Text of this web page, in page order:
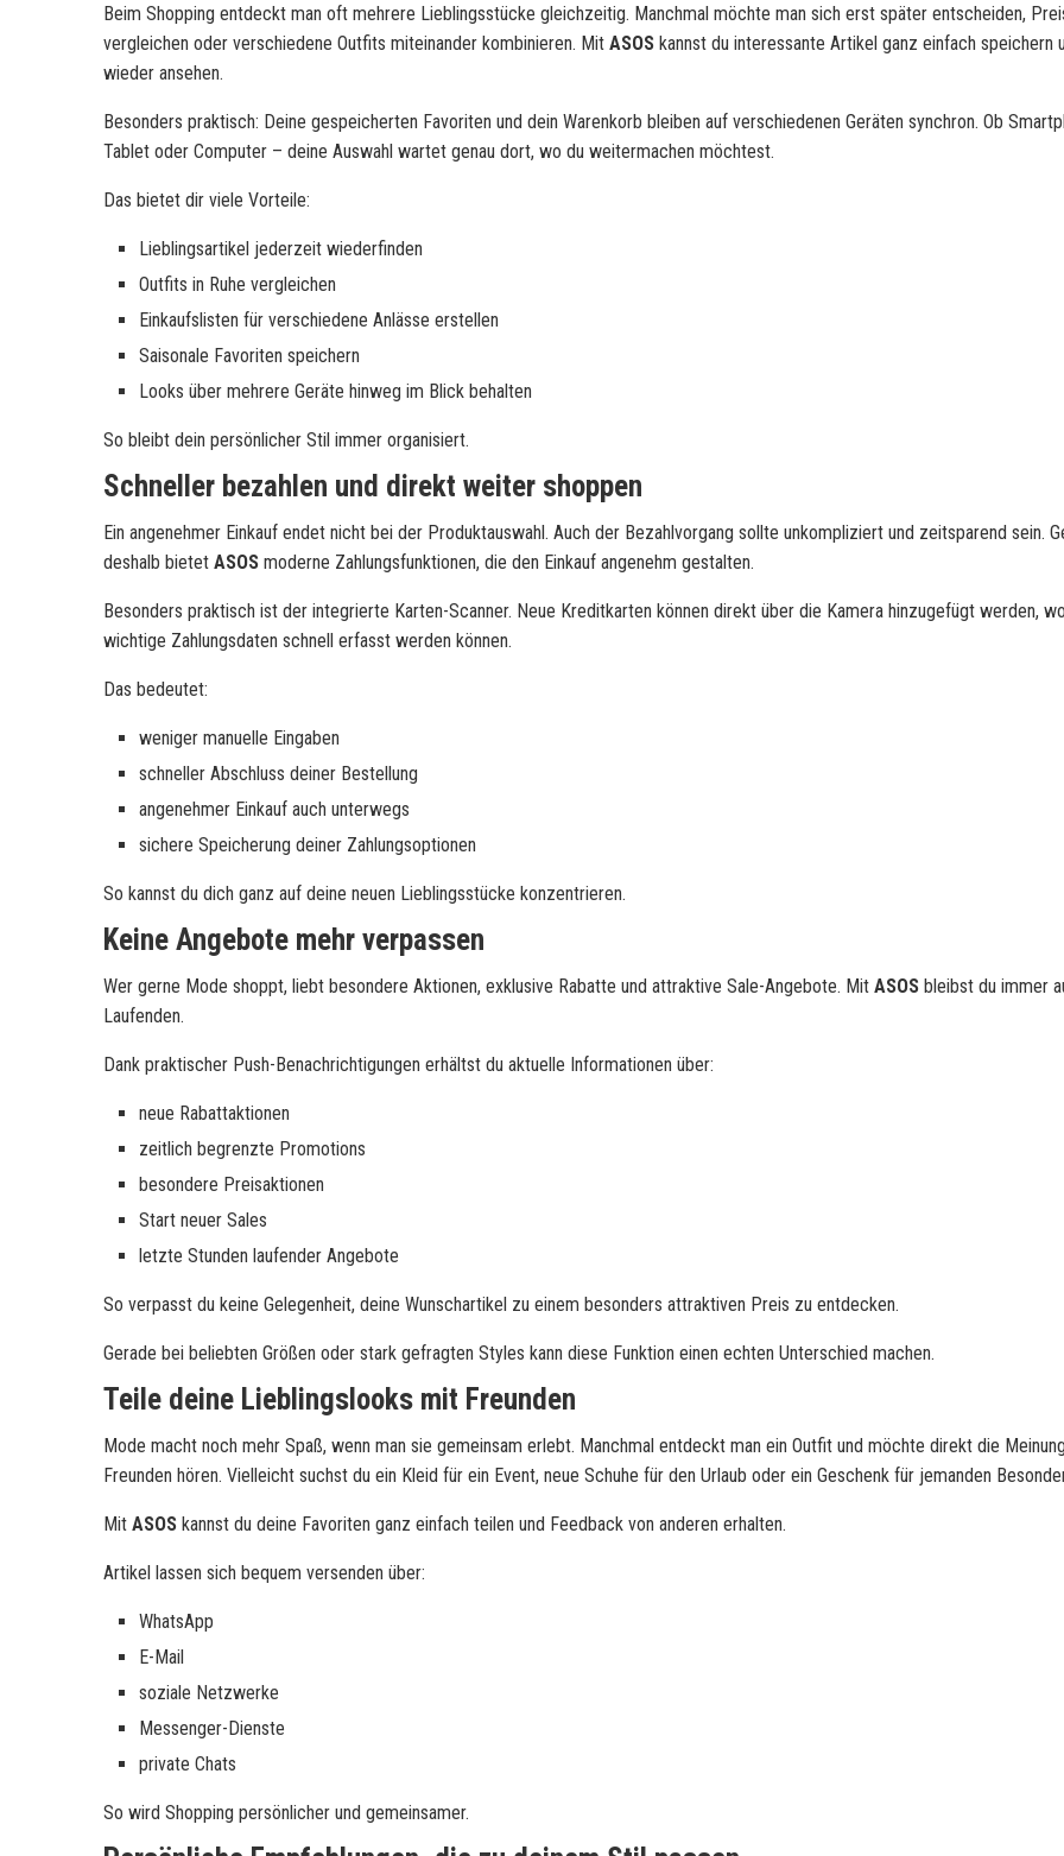
Beim Shopping entdeckt man oft mehrere Lieblingsstücke gleichzeitig. Manchmal möchte man sich erst später entscheiden,
vergleichen oder verschiedene Outfits miteinander kombinieren. Mit ASOS kannst du interessante Artikel ganz einfach speichern
wieder ansehen.
Besonders praktisch: Deine gespeicherten Favoriten und dein Warenkorb bleiben auf verschiedenen Geräten synchron. Ob
Tablet oder Computer – deine Auswahl wartet genau dort, wo du weitermachen möchtest.
Das bietet dir viele Vorteile:
Lieblingsartikel jederzeit wiederfinden
Outfits in Ruhe vergleichen
Einkaufslisten für verschiedene Anlässe erstellen
Saisonale Favoriten speichern
Looks über mehrere Geräte hinweg im Blick behalten
So bleibt dein persönlicher Stil immer organisiert.
Schneller bezahlen und direkt weiter shoppen
Ein angenehmer Einkauf endet nicht bei der Produktauswahl. Auch der Bezahlvorgang sollte unkompliziert und zeitsparend sein.
deshalb bietet ASOS moderne Zahlungsfunktionen, die den Einkauf angenehm gestalten.
Besonders praktisch ist der integrierte Karten-Scanner. Neue Kreditkarten können direkt über die Kamera hinzugefügt werden,
wichtige Zahlungsdaten schnell erfasst werden können.
Das bedeutet:
weniger manuelle Eingaben
schneller Abschluss deiner Bestellung
angenehmer Einkauf auch unterwegs
sichere Speicherung deiner Zahlungsoptionen
So kannst du dich ganz auf deine neuen Lieblingsstücke konzentrieren.
Keine Angebote mehr verpassen
Wer gerne Mode shoppt, liebt besondere Aktionen, exklusive Rabatte und attraktive Sale-Angebote. Mit ASOS bleibst du immer
Laufenden.
Dank praktischer Push-Benachrichtigungen erhältst du aktuelle Informationen über:
neue Rabattaktionen
zeitlich begrenzte Promotions
besondere Preisaktionen
Start neuer Sales
letzte Stunden laufender Angebote
So verpasst du keine Gelegenheit, deine Wunschartikel zu einem besonders attraktiven Preis zu entdecken.
Gerade bei beliebten Größen oder stark gefragten Styles kann diese Funktion einen echten Unterschied machen.
Teile deine Lieblingslooks mit Freunden
Mode macht noch mehr Spaß, wenn man sie gemeinsam erlebt. Manchmal entdeckt man ein Outfit und möchte direkt die
Freunden hören. Vielleicht suchst du ein Kleid für ein Event, neue Schuhe für den Urlaub oder ein Geschenk für jemanden
Mit ASOS kannst du deine Favoriten ganz einfach teilen und Feedback von anderen erhalten.
Artikel lassen sich bequem versenden über:
WhatsApp
E-Mail
soziale Netzwerke
Messenger-Dienste
private Chats
So wird Shopping persönlicher und gemeinsamer.